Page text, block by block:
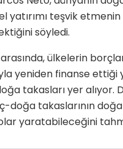
yatırımı teşvik etmenin
söyledi.
ülkelerin
yeniden finanse ettiği
takasları yer alıyor.
doğa takaslarının
yaratabileceğini